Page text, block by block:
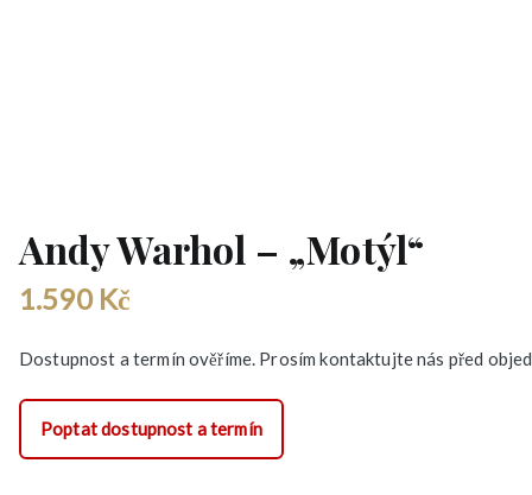
Andy Warhol – „Motýl“
1.590 Kč
Dostupnost a termín ověříme. Prosím kontaktujte nás před
Poptat dostupnost a termín